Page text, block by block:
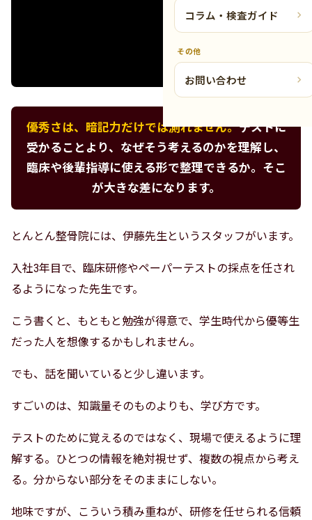
コラム・検査ガイド
その他
お問い合わせ
優秀さは、暗記力だけでは測れません。テストに
受かることより、なぜそう考えるのかを理解し、
臨床や後輩指導に使える形で整理できるか。そこ
が大きな差になります。
とんとん整骨院には、伊藤先生というスタッフがいます。
入社3年目で、臨床研修やペーパーテストの採点を任され
るようになった先生です。
こう書くと、もともと勉強が得意で、学生時代から優等生
だった人を想像するかもしれません。
でも、話を聞いていると少し違います。
すごいのは、知識量そのものよりも、学び方です。
テストのために覚えるのではなく、現場で使えるように理
解する。ひとつの情報を絶対視せず、複数の視点から考え
る。分からない部分をそのままにしない。
地味ですが、こういう積み重ねが、研修を任せられる信頼